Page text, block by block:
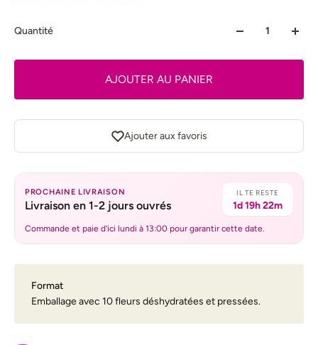
Quantité
AJOUTER AU PANIER
Ajouter aux favoris
PROCHAINE LIVRAISON
Livraison en 1-2 jours ouvrés
IL TE RESTE
1d 19h 22m
Commande et paie d’ici lundi à 13:00 pour garantir cette date.
Format
Emballage avec 10 fleurs déshydratées et pressées.